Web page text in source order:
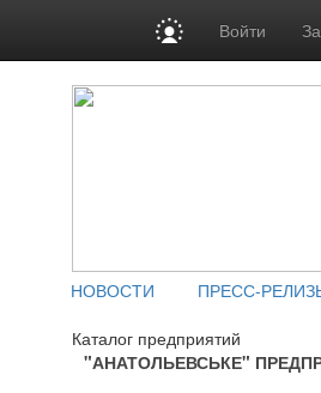
Войти
НОВОСТИ ПРЕСС-
Каталог предприятий
"АНАТОЛЬЕВСЬКЕ"